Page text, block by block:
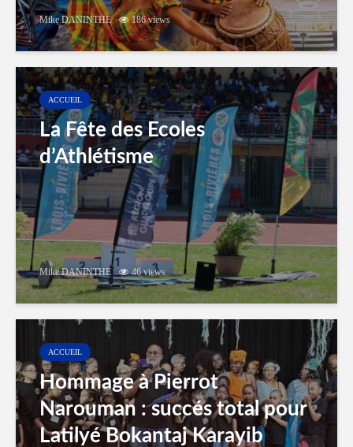
Mike DANINTHE 186 views
ACCUEIL
La Fête des Ecoles
d’Athlétisme
Mike DANINTHE 46 views
ACCUEIL
Hommage à Pierrot
Narouman : succés total pour
Latilyé Bokantaj Karayib